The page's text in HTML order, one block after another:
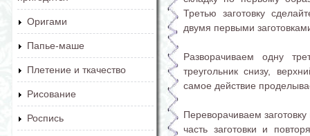
Оригами
Папье-маше
Плетение и ткачество
Рисование
Роспись
Третью заготовку
двумя первыми
Разворачиваем одну
треугольник снизу,
самое действие
Переворачиваем
часть заготовки и